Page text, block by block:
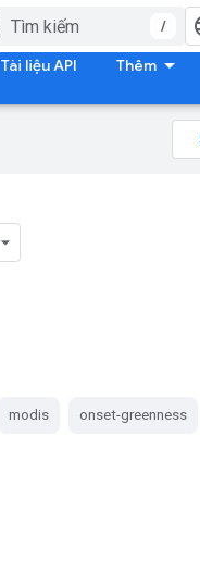
/
Tài liệu API Thêm
modis onset-greenness